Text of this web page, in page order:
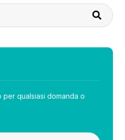
per qualsiasi domanda o